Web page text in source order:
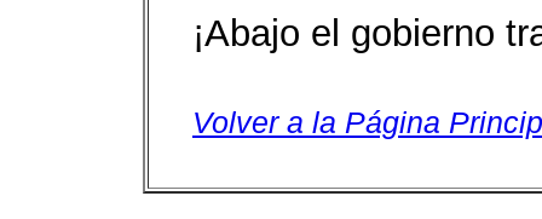
¡Abajo el gobierno
Volver a la Página